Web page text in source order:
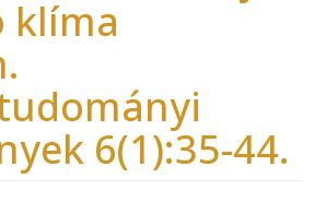
klíma
6(1):35-44.